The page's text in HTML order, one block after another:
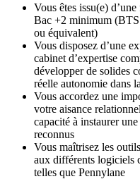
Vous êtes issu(e)
Bac +2 minimum
ou équivalent)
Vous disposez d’une
cabinet d’expertise
développer de solides
réelle autonomie dans
Vous accordez une
votre aisance
capacité à instaurer
reconnus
Vous maîtrisez les
aux différents logiciels
telles que Pennylane